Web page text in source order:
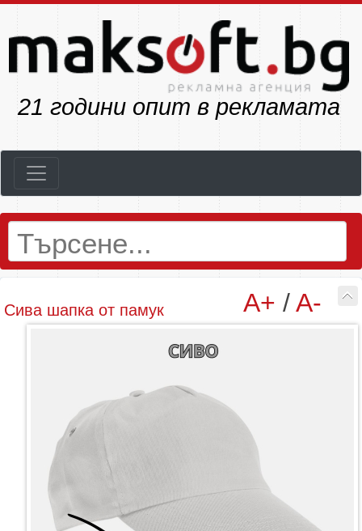
23 години опит в рекламата
A+ /A-
Сива шапка от памук